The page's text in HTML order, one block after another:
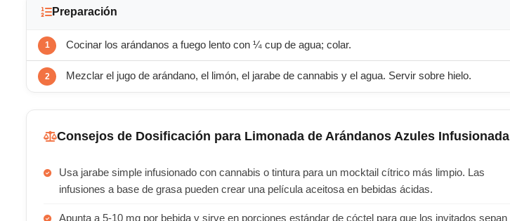
Preparación
Cocinar los arándanos a fuego lento con ¼ cup de agua; colar.
Mezclar el jugo de arándano, el limón, el jarabe de cannabis y el agua. Servir sobre hielo.
Consejos de Dosificación para Limonada de Arándanos Azules Infusionada
Usa jarabe simple infusionado con cannabis o tintura para un mocktail cítrico más limpio. Las
infusiones a base de grasa pueden crear una película aceitosa en bebidas ácidas.
Apunta a 5-10 mg por bebida y sirve en porciones estándar de cóctel para que los invitados sepan